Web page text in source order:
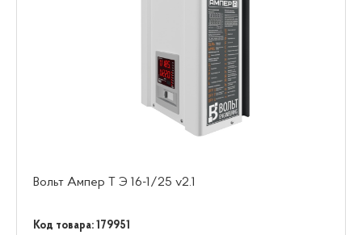
Вольт Ампер Т Э 16-1/25 v2.1
Код товара: 179951